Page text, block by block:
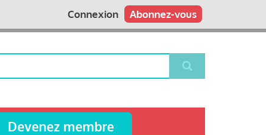
Abonnez-vous
Connexion
Devenez membre